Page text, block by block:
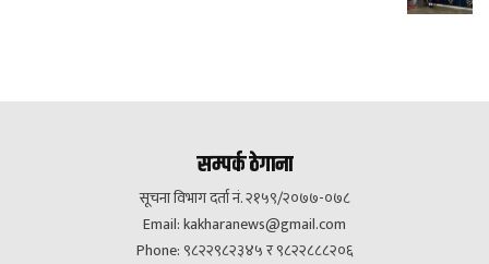
सम्पर्क ठेगाना
सूचना विभाग दर्ता नं. २१५९/२०७७-०७८
Email:kakharanews@gmail.com
Phone: ९८२२९८२३४५ र ९८२२८८८२०६